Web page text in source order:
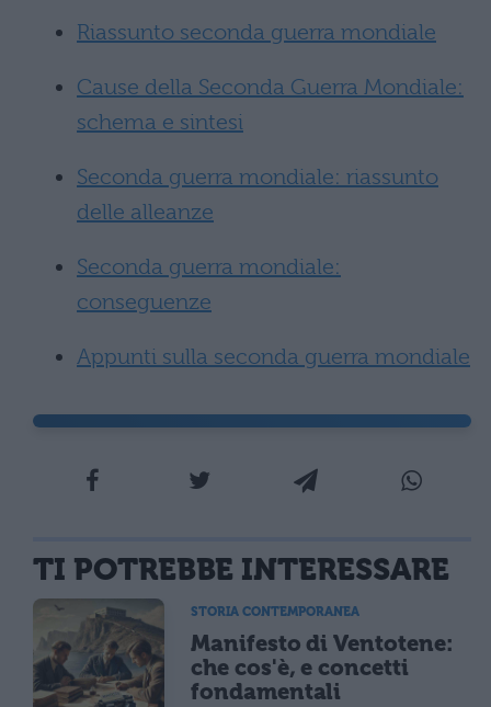
Riassunto seconda guerra mondiale
Cause della Seconda Guerra Mondiale:
schema e sintesi
Seconda guerra mondiale: riassunto
delle alleanze
Seconda guerra mondiale:
conseguenze
Appunti sulla seconda guerra mondiale
TI POTREBBE INTERESSARE
STORIA CONTEMPORANEA
Manifesto di Ventotene:
che cos'è, e concetti
fondamentali